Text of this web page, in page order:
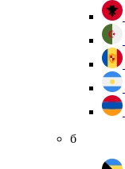
б